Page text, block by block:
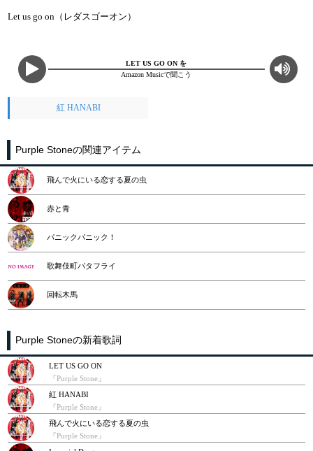
Let us go on（レダスゴーオン）
LET US GO ON を
Amazon Musicで聞こう
紅 HANABI
Purple Stoneの関連アイテム
飛んで火にいる恋する夏の虫
赤と青
パニックパニック！
歌舞伎町バタフライ
回転木馬
Purple Stoneの新着歌詞
LET US GO ON
『Purple Stone』
紅 HANABI
『Purple Stone』
飛んで火にいる恋する夏の虫
『Purple Stone』